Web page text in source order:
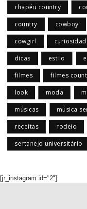
chapéu country
country cowboy
cowgirl
dicas estilo
filmes filmes
look moda
músicas música
receitas rodeio
sertanejo universitário
[jr_instagram id="2"]